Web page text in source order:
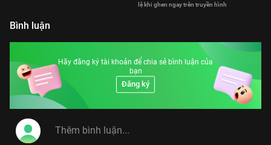
lệ khi ghen ngay trên truyền hình
Bình luận
Hãy đăng ký tài khoản để chia sẻ bình luận của
bạn
Đăng ký